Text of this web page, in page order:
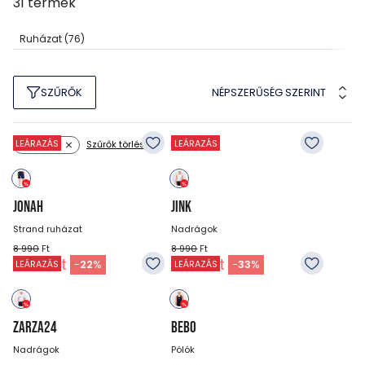
Ruházat(76)
SZŰRŐK NÉPSZERŰSÉG SZERINT
Szín: kék Szűrők törlése
LEÁRAZÁS
JONAH
Strand ruházat
8 990 Ft
6 990Ft -22%
LEÁRAZÁS
JINK
Nadrágok
8 990Ft
5 990Ft -33%
LEÁRAZÁS
ZARZA24
Nadrágok
LEÁRAZÁS
BEBO
Pólók